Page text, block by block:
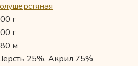
г
г
м
25%, Акрил 75%